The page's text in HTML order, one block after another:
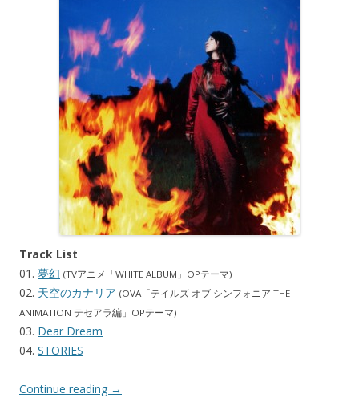
Track List
01. 夢幻 (TVアニメ「WHITE ALBUM」OPテーマ)
02. 天空のカナリア (OVA「テイルズ オブ シンフォニア THE
ANIMATION テセアラ編」OPテーマ)
03. Dear Dream
04. STORIES
Continue reading →